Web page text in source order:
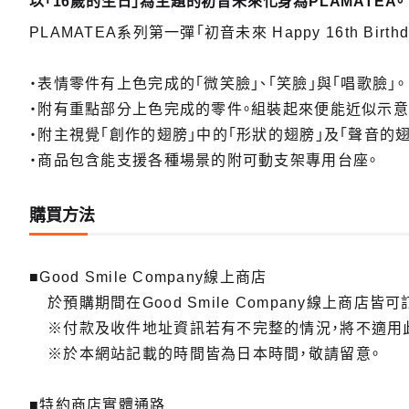
PLAMATEA系列第一彈「初音未來 Happy 16th
・表情零件有上色完成的「微笑臉」、「笑臉」與「唱歌臉」。
・附有重點部分上色完成的零件。組裝起來便能近似示
・附主視覺「創作的翅膀」中的「形狀的翅膀」及「聲音的翅
・商品包含能支援各種場景的附可動支架專用台座。
購買方法
■Good Smile Company線上商店
於預購期間在Good Smile Company線上商店皆可訂
※付款及收件地址資訊若有不完整的情況，將不適用
※於本網站記載的時間皆為日本時間，敬請留意。
■特約商店實體通路